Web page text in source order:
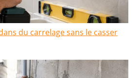
du carrelage sans le casser